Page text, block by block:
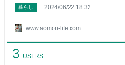
www.aomori-life.com
暮らし 2024/06/22 18:32
3 USERS